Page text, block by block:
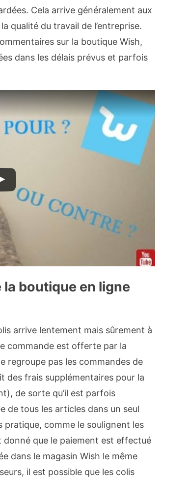
Cela arrive généralement aux
qualité du travail de l’entreprise.
sur la boutique Wish,
dans les délais prévus et parfois
boutique en ligne
arrive lentement mais sûrement à
commande est offerte par la
regroupe pas les commandes de
des frais supplémentaires pour la
de sorte qu’il est parfois
de tous les articles dans un seul
pratique, comme le soulignent les
que le paiement est effectué
dans le magasin Wish le même
il est possible que les colis